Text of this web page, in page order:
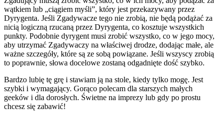
wątkiem lub „ciągiem myśli”, który jest przekazywany przez
Dyrygenta. Jeśli Zgadywacze tego nie zrobią, nie będą podążać za
nicią logiczną rzucaną przez Dyrygenta, co kosztuje wszystkich
punkty. Podobnie dyrygent musi zrobić wszystko, co w jego mocy,
aby utrzymać Zgadywaczy na właściwej drodze, dodając małe, ale
ważne szczegóły, które są ze sobą powiązane. Jeśli wszyscy zrobią
to poprawnie, słowa docelowe zostaną odgadnięte dość szybko.
Bardzo lubię tę grę i stawiam ją na stole, kiedy tylko mogę. Jest
szybki i wymagający. Gorąco polecam dla starszych małych
geeków i dla dorosłych. Świetne na imprezy lub gdy po prostu
chcesz się zabawić!